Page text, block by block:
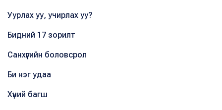
Уурлах уу, учирлах уу?
Бидний 17 зорилт
Санхүүгийн боловсрол
Би нэг удаа
Хүний багш